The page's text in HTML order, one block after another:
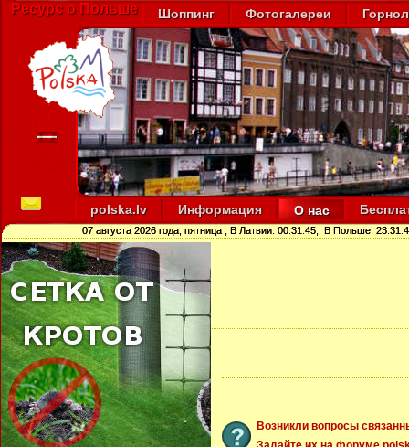
Ресурс о Польше Шоппинг Фотогалереи
polska.lv Информация О нас
07 августа 2026 года, пятница , В Латвии: 00:31:46 , В Польше:
Возникли вопросы